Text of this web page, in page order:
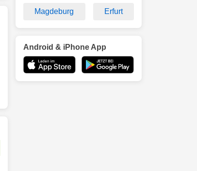
Magdeburg Erfurt
Android & iPhone App